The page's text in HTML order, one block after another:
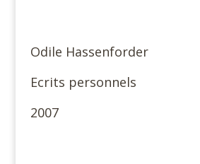
Odile Hassenforder
Ecrits personnels
2007